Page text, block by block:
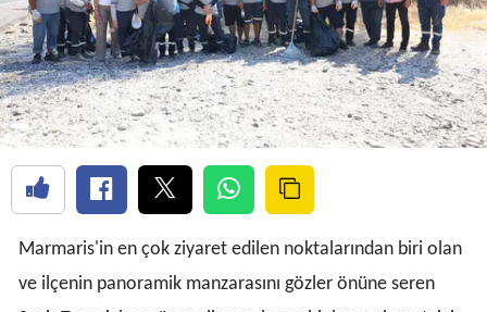
Marmaris'in en çok ziyaret edilen noktalarından biri olan
ve ilçenin panoramik manzarasını gözler önüne seren